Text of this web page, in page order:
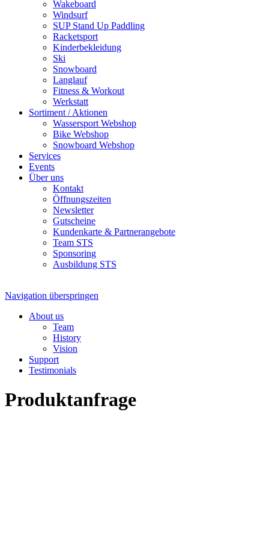
Wakeboard
Windsurf
SUP Stand Up Paddling
Racketsport
Kinderbekleidung
Ski
Snowboard
Langlauf
Fitness & Workout
Werkstatt
Sortiment / Aktionen
Wassersport Webshop
Bike Webshop
Snowboard Webshop
Services
Events
Über uns
Kontakt
Öffnungszeiten
Newsletter
Gutscheine
Kundenkarte & Partnerangebote
Team STS
Sponsoring
Ausbildung STS
Navigation überspringen
About us
Team
History
Vision
Support
Testimonials
Produkt­anfrage